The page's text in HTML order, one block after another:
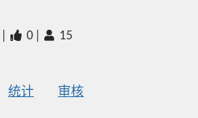
0 15
统计
审核